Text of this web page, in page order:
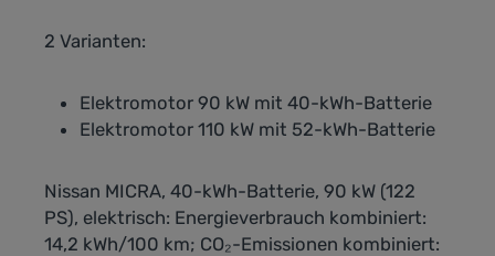
2 Varianten:
Elektromotor 90 kW mit 40-kWh-Batterie
Elektromotor 110 kW mit 52-kWh-Batterie
Nissan MICRA, 40-kWh-Batterie, 90 kW (122
PS), elektrisch: Energieverbrauch kombiniert:
14,2 kWh/100 km; CO₂-Emissionen kombiniert: